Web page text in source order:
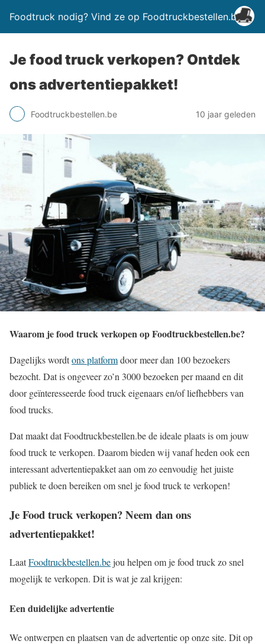
Foodtruck nodig? Vind ze op Foodtruckbestellen.be
Je food truck verkopen? Ontdek
ons advertentiepakket!
Foodtruckbestellen.be 10 jaar geleden
Waarom je food truck verkopen op Foodtruckbestellen.be?
Dagelijks wordtons platformdoor meer dan 100 bezoekers
bezocht. Dat is ongeveer zo’n 3000 bezoeken per maand en dit
door geïnteresseerde food truck eigenaars en/of liefhebbers van
food trucks.
Dat maakt dat Foodtruckbestellen.be de ideale plaats is om jouw
food truck te verkopen. Daarom bieden wij vanaf heden ook een
interessant advertentiepakket aan om zo eenvoudig het juiste
publiek te doen bereiken om snel je food truck te verkopen!
Je Food truck verkopen? Neem dan ons
advertentiepakket!
LaatFoodtruckbestellen.bejou helpen om je food truck zo snel
mogelijk te verkopen. Dit is wat je zal krijgen:
Een duidelijke advertentie
We ontwerpen en plaatsen van de advertentie op onze site. Dit op